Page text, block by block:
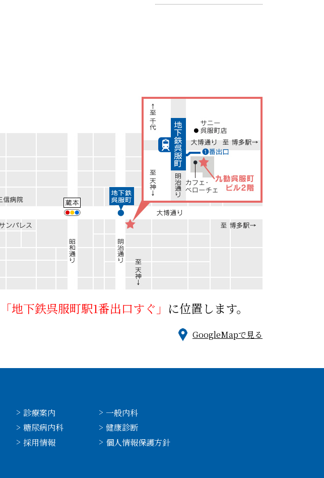
「地下鉄呉服町駅1番出口すぐ」 に位置します。
GoogleMapで見る
診療案内
糖尿病内科
採用情報
一般内科
健康診断
個人情報保護方針